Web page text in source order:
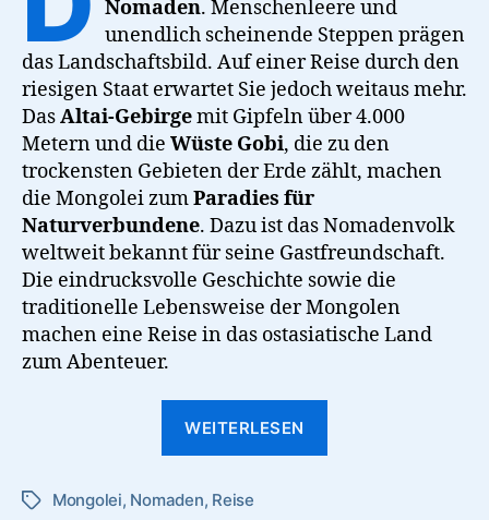
Nomaden. Menschenleere und
unendlich scheinende Steppen prägen
das Landschaftsbild. Auf einer Reise durch den
riesigen Staat erwartet Sie jedoch weitaus mehr.
DasAltai-Gebirgemit Gipfeln über 4.000
Metern und die Wüste Gobi, die zu den
trockensten Gebieten der Erde zählt, machen
die Mongolei zumParadies für
Naturverbundene. Dazu ist das Nomadenvolk
weltweit bekannt für seine Gastfreundschaft.
Die eindrucksvolle Geschichte sowie die
traditionelle Lebensweise der Mongolen
machen eine Reise in das ostasiatische Land
zum Abenteuer.
WEITERLESEN
Schlagwörter
Mongolei, Nomaden, Reise